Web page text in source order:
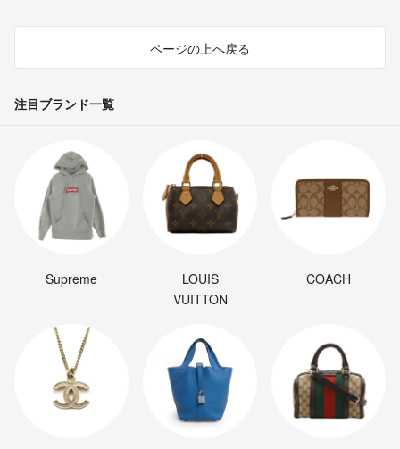
ページの上へ戻る
注目ブランド一覧
Supreme
LOUIS
VUITTON
COACH